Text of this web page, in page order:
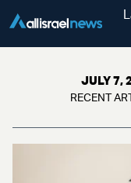
JULY 7,
RECENT